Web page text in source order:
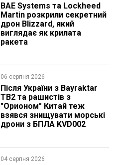
BAE Systems та Lockheed
Martin розкрили секретний
дрон Blizzard, який
виглядає як крилата
ракета
06 серпня 2026
Після України з Bayraktar
TB2 та рашистів з
"Орионом" Китай теж
взявся знищувати морські
дрони з БПЛА KVD002
04 серпня 2026